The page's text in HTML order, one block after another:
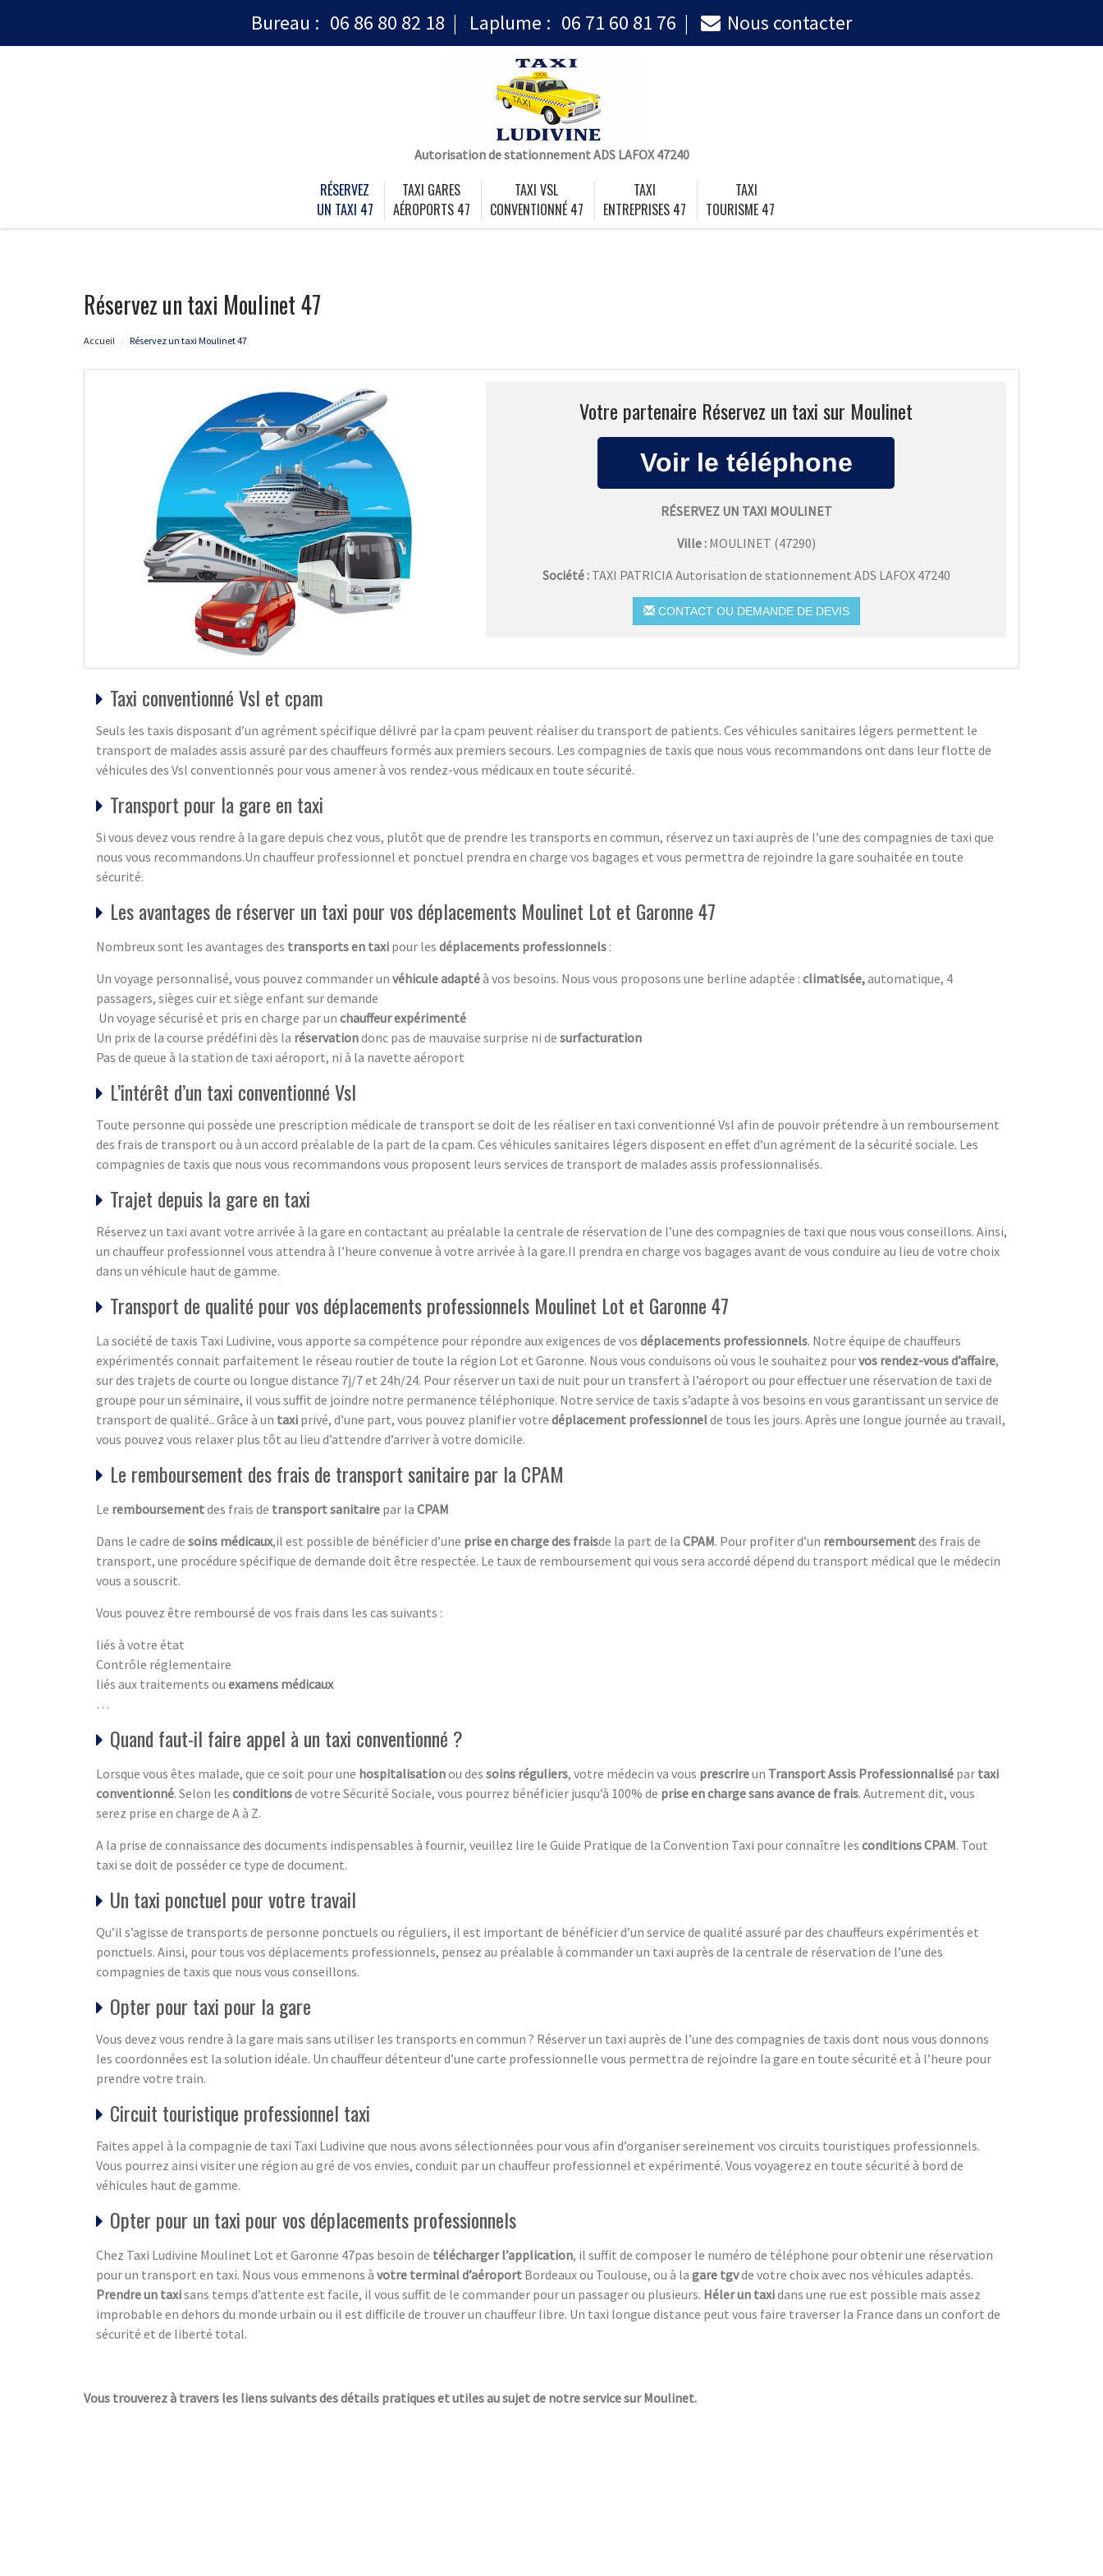
Bureau : 06 86 80 82 18 Laplume : 06 71 60 81 76 Nous contacter
Autorisation de stationnement ADS LAFOX 47240
RÉSERVEZ
UN TAXI 47
TAXI GARES
AÉROPORTS 47
TAXI VSL
CONVENTIONNÉ 47
TAXI
ENTREPRISES 47
TAXI
TOURISME 47
Réservez un taxi Moulinet 47
Accueil Réservez un taxi Moulinet 47
Votre partenaire Réservez un taxi sur Moulinet
RÉSERVEZ UN TAXI MOULINET
Ville : MOULINET (47290)
Société : TAXI PATRICIA Autorisation de stationnement ADS LAFOX 47240
CONTACT OU DEMANDE DE DEVIS
Taxi conventionné Vsl et cpam
Seuls les taxis disposant d’un agrément spécifique délivré par la cpam peuvent réaliser du transport de patients. Ces véhicules sanitaires légers permettent le
transport de malades assis assuré par des chauffeurs formés aux premiers secours. Les compagnies de taxis que nous vous recommandons ont dans leur flotte de
véhicules des Vsl conventionnés pour vous amener à vos rendez-vous médicaux en toute sécurité.
Transport pour la gare en taxi
Si vous devez vous rendre à la gare depuis chez vous, plutôt que de prendre les transports en commun, réservez un taxi auprès de l’une des compagnies de taxi que
nous vous recommandons.Un chauffeur professionnel et ponctuel prendra en charge vos bagages et vous permettra de rejoindre la gare souhaitée en toute
sécurité.
Les avantages de réserver un taxi pour vos déplacements Moulinet Lot et Garonne 47
Nombreux sont les avantages des transports en taxi pour les déplacements professionnels :
Un voyage personnalisé, vous pouvez commander un véhicule adaptéà vos besoins. Nous vous proposons une berline adaptée : climatisée,automatique, 4
passagers, sièges cuir et siège enfant sur demande
Un voyage sécurisé et pris en charge par un chauffeur expérimenté
Un prix de la course prédéfini dès la réservationdonc pas de mauvaise surprise ni de surfacturation
Pas de queue à la station de taxi aéroport, ni à la navette aéroport
L’intérêt d’un taxi conventionné Vsl
Toute personne qui possède une prescription médicale de transport se doit de les réaliser en taxi conventionné Vsl afin de pouvoir prétendre à un remboursement
des frais de transport ou à un accord préalable de la part de la cpam. Ces véhicules sanitaires légers disposent en effet d’un agrément de la sécurité sociale. Les
compagnies de taxis que nous vous recommandons vous proposent leurs services de transport de malades assis professionnalisés.
Trajet depuis la gare en taxi
Réservez un taxi avant votre arrivée à la gare en contactant au préalable la centrale de réservation de l’une des compagnies de taxi que nous vous conseillons. Ainsi,
un chauffeur professionnel vous attendra à l’heure convenue à votre arrivée à la gare.Il prendra en charge vos bagages avant de vous conduire au lieu de votre choix
dans un véhicule haut de gamme.
Transport de qualité pour vos déplacements professionnels Moulinet Lot et Garonne 47
La société de taxis Taxi Ludivine, vous apporte sa compétence pour répondre aux exigences de vos déplacements professionnels. Notre équipe de chauffeurs
expérimentés connait parfaitement le réseau routier de toute la région Lot et Garonne. Nous vous conduisons où vous le souhaitez pourvos rendez-vous d’affaire,
sur des trajets de courte ou longue distance 7j/7 et 24h/24. Pour réserver un taxi de nuit pour un transfert à l’aéroport ou pour effectuer une réservation de taxi de
groupe pour un séminaire, il vous suffit de joindre notre permanence téléphonique. Notre service de taxis s’adapte à vos besoins en vous garantissant un service de
transport de qualité.. Grâce à un taxi privé, d’une part, vous pouvez planifier votre déplacement professionnelde tous les jours. Après une longue journée au travail,
vous pouvez vous relaxer plus tôt au lieu d’attendre d’arriver à votre domicile.
Le remboursement des frais de transport sanitaire par la CPAM
Le remboursementdes frais de transport sanitaire par la CPAM
Dans le cadre de soins médicaux,il est possible de bénéficier d’une prise en charge des fraisde la part de la CPAM. Pour profiter d’un remboursementdes frais de
transport, une procédure spécifique de demande doit être respectée. Le taux de remboursement qui vous sera accordé dépend du transport médical que le médecin
vous a souscrit.
Vous pouvez être remboursé de vos frais dans les cas suivants :
liés à votre état
Contrôle réglementaire
liés aux traitements ou examens médicaux
…
Quand faut-il faire appel à un taxi conventionné ?
Lorsque vous êtes malade, que ce soit pour une hospitalisationou des soins réguliers, votre médecin va vous prescrireun Transport Assis Professionnalisé par taxi
conventionné. Selon les conditionsde votre Sécurité Sociale, vous pourrez bénéficier jusqu’à 100% de prise en charge sans avance de frais. Autrement dit, vous
serez prise en charge de A à Z.
A la prise de connaissance des documents indispensables à fournir, veuillez lire le Guide Pratique de la Convention Taxi pour connaître les conditions CPAM. Tout
taxi se doit de posséder ce type de document.
Un taxi ponctuel pour votre travail
Qu’il s’agisse de transports de personne ponctuels ou réguliers, il est important de bénéficier d’un service de qualité assuré par des chauffeurs expérimentés et
ponctuels. Ainsi, pour tous vos déplacements professionnels, pensez au préalable à commander un taxi auprès de la centrale de réservation de l’une des
compagnies de taxis que nous vous conseillons.
Opter pour taxi pour la gare
Vous devez vous rendre à la gare mais sans utiliser les transports en commun ? Réserver un taxi auprès de l’une des compagnies de taxis dont nous vous donnons
les coordonnées est la solution idéale. Un chauffeur détenteur d’une carte professionnelle vous permettra de rejoindre la gare en toute sécurité et à l’heure pour
prendre votre train.
Circuit touristique professionnel taxi
Faites appel à la compagnie de taxi Taxi Ludivine que nous avons sélectionnées pour vous afin d’organiser sereinement vos circuits touristiques professionnels.
Vous pourrez ainsi visiter une région au gré de vos envies, conduit par un chauffeur professionnel et expérimenté. Vous voyagerez en toute sécurité à bord de
véhicules haut de gamme.
Opter pour un taxi pour vos déplacements professionnels
Chez Taxi Ludivine Moulinet Lot et Garonne 47pas besoin de télécharger l’application, il suffit de composer le numéro de téléphone pour obtenir une réservation
pour un transport en taxi. Nous vous emmenons à votre terminal d’aéroport Bordeaux ou Toulouse, ou à la gare tgvde votre choix avec nos véhicules adaptés.
Prendre un taxisans temps d’attente est facile, il vous suffit de le commander pour un passager ou plusieurs. Héler un taxidans une rue est possible mais assez
improbable en dehors du monde urbain ou il est difficile de trouver un chauffeur libre. Un taxi longue distance peut vous faire traverser la France dans un confort de
sécurité et de liberté total.
Vous trouverez à travers les liens suivants des détails pratiques et utiles au sujet de notre service sur Moulinet.